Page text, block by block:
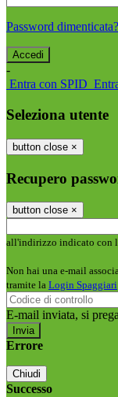
Password dimenticata?
-
Entra con SPID
Seleziona utente
button close ×
Recupero
button close ×
all'indirizzo indicato con
Non hai una e-mail
tramite la Login Spaggiari
E-mail inviata, si
Errore
Chiudi
Successo